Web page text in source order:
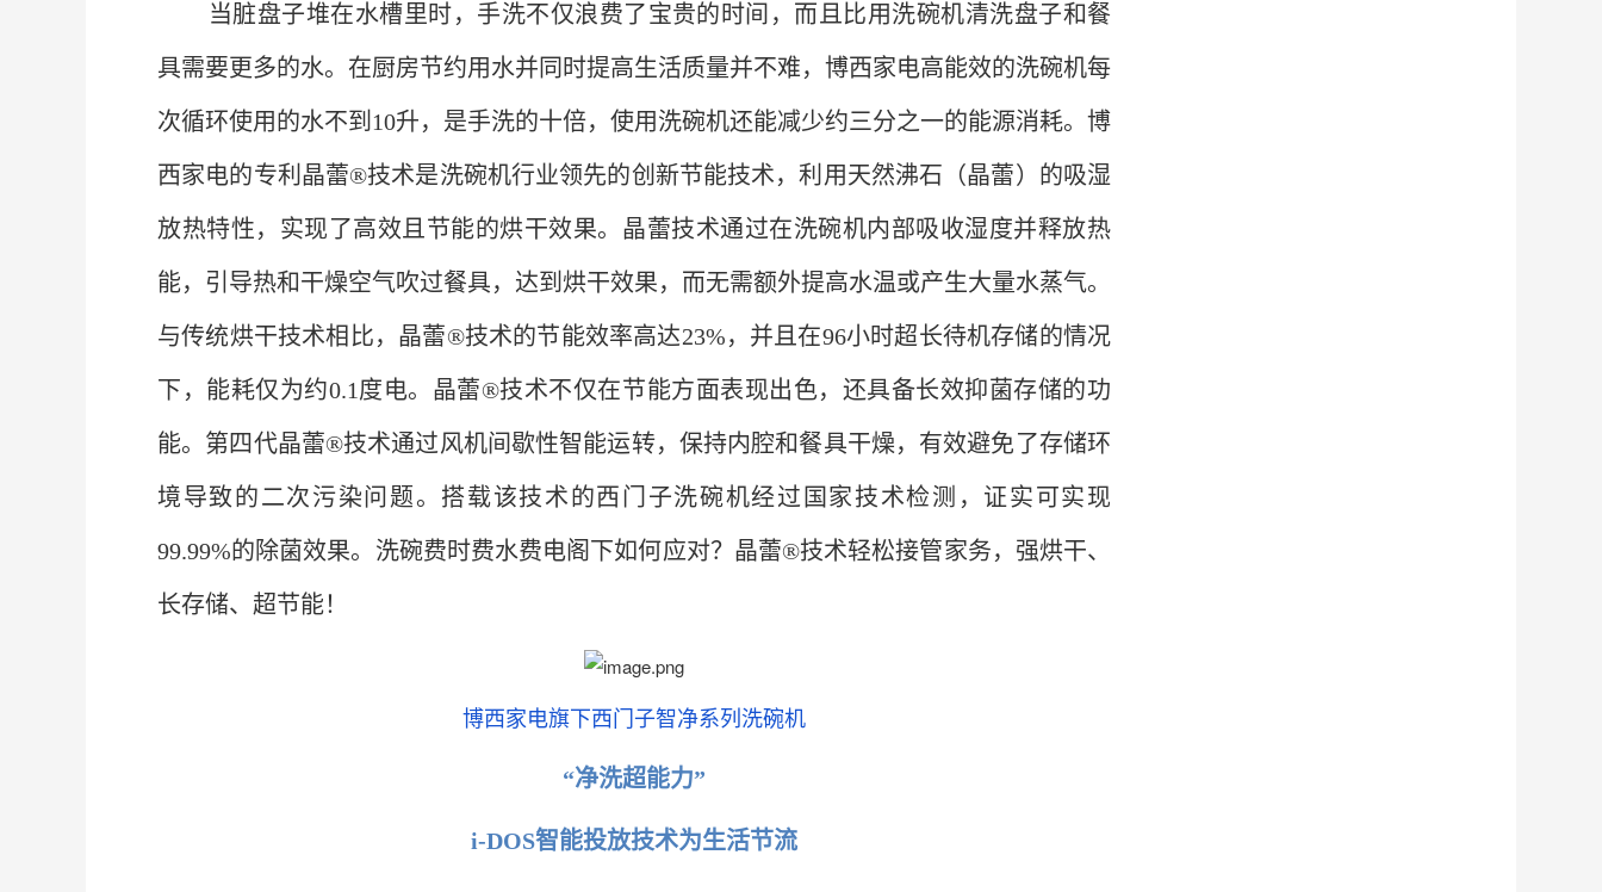
当脏盘子堆在水槽里时，手洗不仅浪费了宝贵的时间，而且比用洗碗机清洗盘子和餐
具需要更多的水。在厨房节约用水并同时提高生活质量并不难，博西家电高能效的洗碗机每
次循环使用的水不到10升，是手洗的十倍，使用洗碗机还能减少约三分之一的能源消耗。博
西家电的专利晶蕾®技术是洗碗机行业领先的创新节能技术，利用天然沸石（晶蕾）的吸湿
放热特性，实现了高效且节能的烘干效果。晶蕾技术通过在洗碗机内部吸收湿度并释放热
能，引导热和干燥空气吹过餐具，达到烘干效果，而无需额外提高水温或产生大量水蒸气。
与传统烘干技术相比，晶蕾®技术的节能效率高达23%，并且在96小时超长待机存储的情况
下，能耗仅为约0.1度电。晶蕾®技术不仅在节能方面表现出色，还具备长效抑菌存储的功
能。第四代晶蕾®技术通过风机间歇性智能运转，保持内腔和餐具干燥，有效避免了存储环
境导致的二次污染问题。搭载该技术的西门子洗碗机经过国家技术检测，证实可实现
99.99%的除菌效果。洗碗费时费水费电阁下如何应对？晶蕾®技术轻松接管家务，强烘干、
长存储、超节能！
博西家电旗下西门子智净系列洗碗机
“净洗超能力”
i-DOS智能投放技术为生活节流